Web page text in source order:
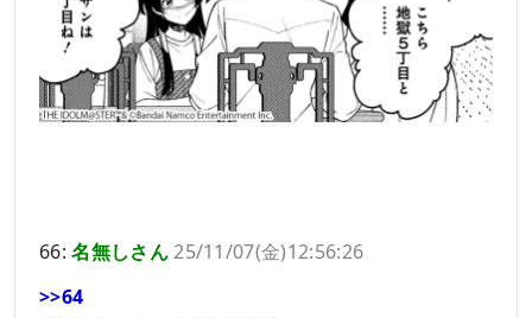
66:名無しさん25/11/07(金)12:56:26
>>64